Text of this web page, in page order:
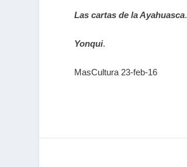
Las cartas de la Ayahuasca.
Yonqui.
MasCultura 23-feb-16